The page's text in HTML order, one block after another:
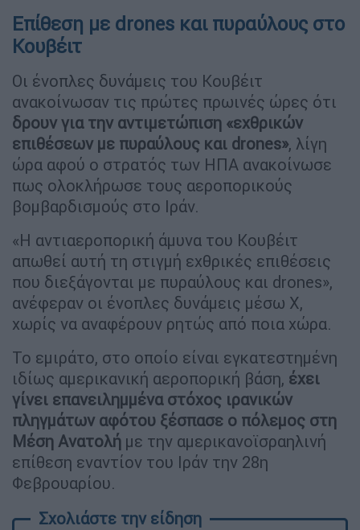
Επίθεση με drones και πυραύλους στο
Κουβέιτ
Οι ένοπλες δυνάμεις του Κουβέιτ
ανακοίνωσαν τις πρώτες πρωινές ώρες ότι
δρουν για την αντιμετώπιση «εχθρικών
επιθέσεων με πυραύλους και drones», λίγη
ώρα αφού ο στρατός των ΗΠΑ ανακοίνωσε
πως ολοκλήρωσε τους αεροπορικούς
βομβαρδισμούς στο Ιράν.
«Η αντιαεροπορική άμυνα του Κουβέιτ
απωθεί αυτή τη στιγμή εχθρικές επιθέσεις
που διεξάγονται με πυραύλους και drones»,
ανέφεραν οι ένοπλες δυνάμεις μέσω X,
χωρίς να αναφέρουν ρητώς από ποια χώρα.
Το εμιράτο, στο οποίο είναι εγκατεστημένη
ιδίως αμερικανική αεροπορική βάση, έχει
γίνει επανειλημμένα στόχος ιρανικών
πληγμάτων αφότου ξέσπασε ο πόλεμος στη
Μέση Ανατολή με την αμερικανοϊσραηλινή
επίθεση εναντίον του Ιράν την 28η
Φεβρουαρίου.